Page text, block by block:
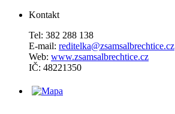
Kontakt
Tel: 382 288 138
E-mail: reditelka@zsamsalbrechtice.cz
Web: www.zsamsalbrechtice.cz
IČ: 48221350